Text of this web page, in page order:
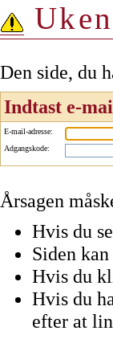
Den side, du
Indtast e-
E-mail-adresse:
Adgangskode:
Årsagen
Hvis du
Siden
Hvis du
Hvis du
efter at